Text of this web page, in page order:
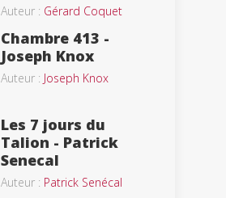
Auteur : Gérard Coquet
Chambre 413 -
Joseph Knox
Auteur : Joseph Knox
Les 7 jours du
Talion - Patrick
Senecal
Auteur : Patrick Senécal